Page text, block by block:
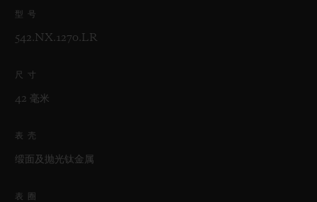
型号
542.NX.1270.LR
尺寸
42 毫米
表壳
缎面及抛光钛金属
表圈